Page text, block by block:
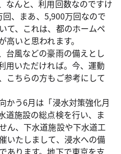
なんと、利用回数なのですけ
、まあ、5,900万回なので
て、これは、都のホームペ
いと思われます。
台風などの豪雨の備えとし
用いただければ。今、運動
こちらの方もご参考にして
かう6月は「浸水対策強化月
道施設の総点検を行い、ま
ん、下水道施設や下水道工
いたしまして、浸水への備
あります。地下で東京を支